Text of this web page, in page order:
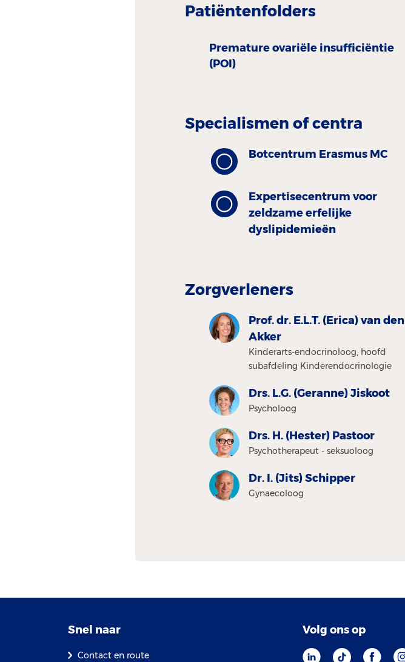
Patiëntenfolders
Premature ovariële insufficiëntie
(POI)
Specialismen of centra
Botcentrum Erasmus MC
Expertisecentrum voor
zeldzame erfelijke
dyslipidemieën
Zorgverleners
Prof. dr. E.L.T. (Erica) van den
Akker
Kinderarts-endocrinoloog, hoofd
subafdeling Kinderendocrinologie
Drs. L.G. (Geranne) Jiskoot
Psycholoog
Drs. H. (Hester) Pastoor
Psychotherapeut - seksuoloog
Dr. I. (Jits) Schipper
Gynaecoloog
Snel naar
Contact en route
Volg ons op